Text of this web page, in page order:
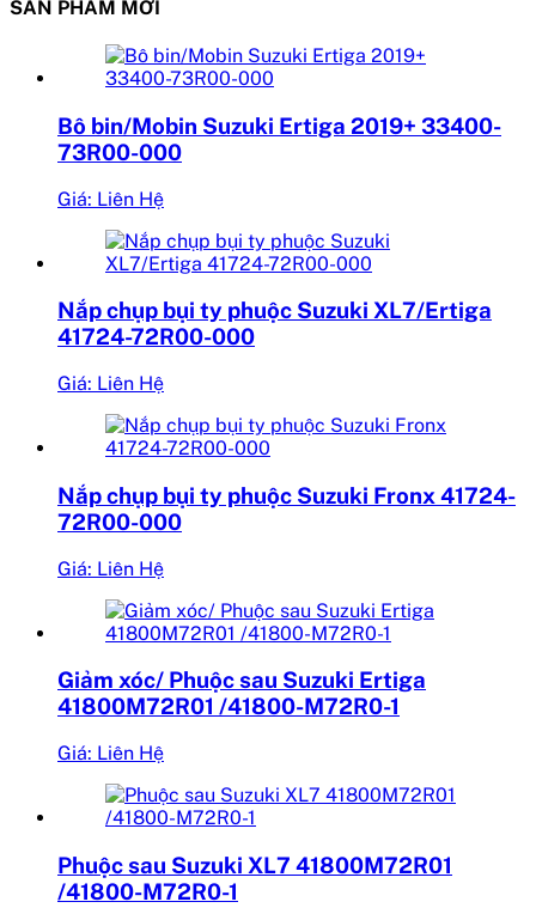
SẢN PHẨM MỚI
Bô bin/Mobin Suzuki Ertiga 2019+ 33400-
73R00-000
Giá: Liên Hệ
Nắp chụp bụi ty phuộc Suzuki XL7/Ertiga
41724-72R00-000
Giá: Liên Hệ
Nắp chụp bụi ty phuộc Suzuki Fronx 41724-
72R00-000
Giá: Liên Hệ
Giảm xóc/ Phuộc sau Suzuki Ertiga
41800M72R01 /41800-M72R0-1
Giá: Liên Hệ
Phuộc sau Suzuki XL7 41800M72R01
/41800-M72R0-1